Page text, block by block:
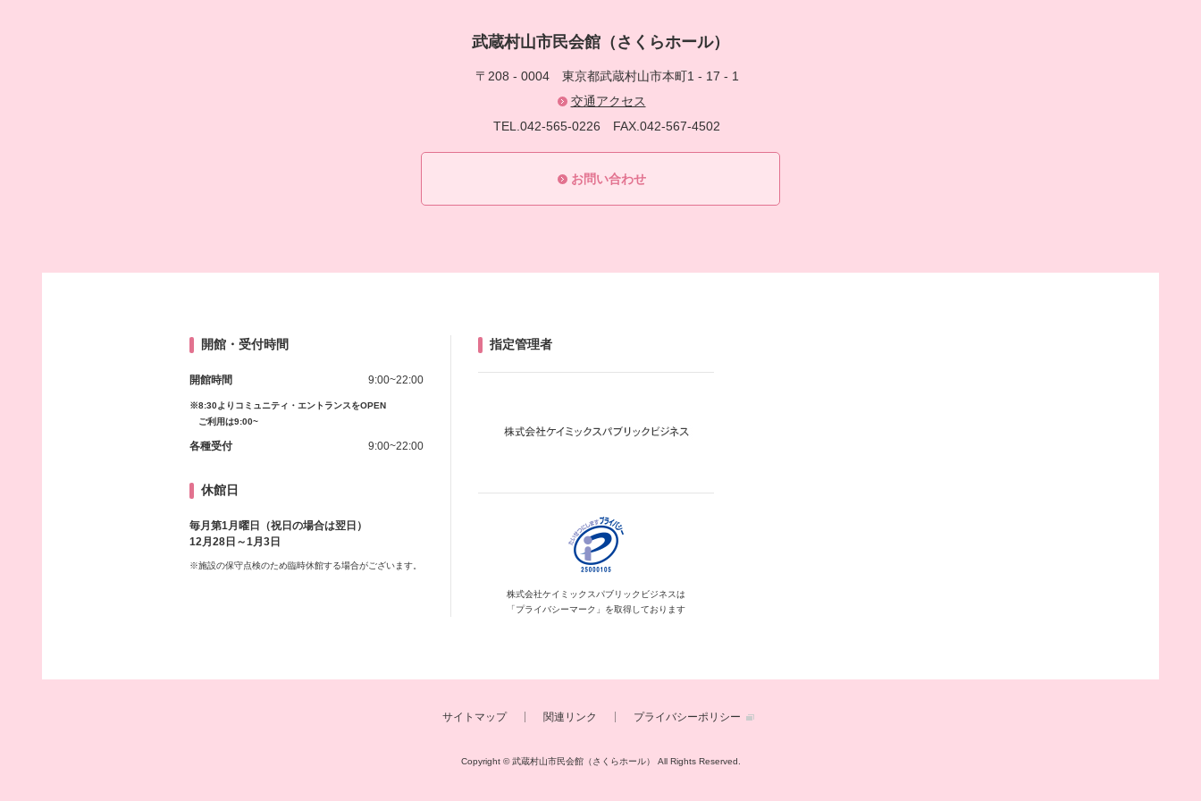
武蔵村山市民会館（さくらホール）
〒208 - 0004 東京都武蔵村山市本町1 - 17 - 1
交通アクセス
TEL.042-565-0226 FAX.042-567-4502
お問い合わせ
開館・受付時間
開館時間 9:00~22:00
※8:30よりコミュニティ・エントランスをOPEN
ご利用は9:00~
各種受付 9:00~22:00
休館日
毎月第1月曜日（祝日の場合は翌日）
12月28日～1月3日
※施設の保守点検のため臨時休館する場合がございます。
指定管理者
株式会社ケイミックスパブリックビジネスは
「プライバシーマーク」を取得しております
サイトマップ 関連リンク プライバシーポリシー
Copyright © 武蔵村山市民会館（さくらホール） All Rights Reserved.